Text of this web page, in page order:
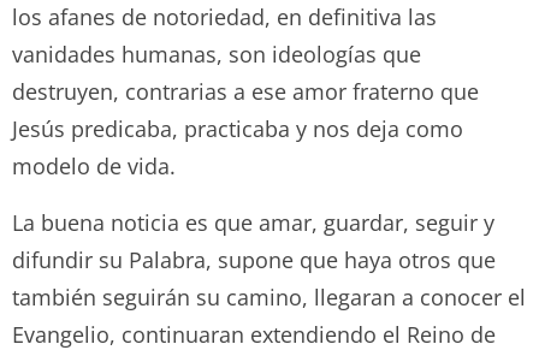
los afanes de notoriedad, en definitiva las
vanidades humanas, son ideologías que
destruyen, contrarias a ese amor fraterno que
Jesús predicaba, practicaba y nos deja como
modelo de vida.
La buena noticia es que amar, guardar, seguir y
difundir su Palabra, supone que haya otros que
también seguirán su camino, llegaran a conocer el
Evangelio, continuaran extendiendo el Reino de